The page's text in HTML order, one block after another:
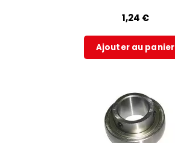
1,24 €
Ajouter au panier